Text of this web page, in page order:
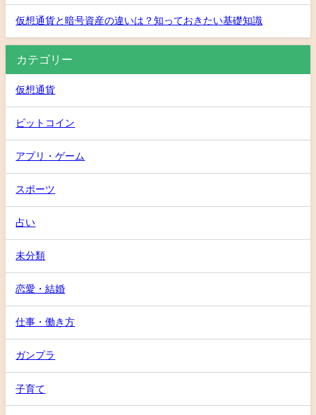
仮想通貨と暗号資産の違いは？知っておきたい基礎知識
カテゴリー
仮想通貨
ビットコイン
アプリ・ゲーム
スポーツ
占い
未分類
恋愛・結婚
仕事・働き方
ガンプラ
子育て